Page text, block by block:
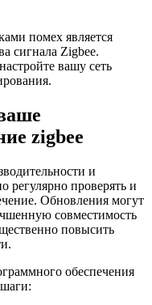
помех является
сигнала Zigbee.
вашу сеть
zigbee
и
регулярно проверять и
Обновления могут
совместимость
повысить
обеспечения